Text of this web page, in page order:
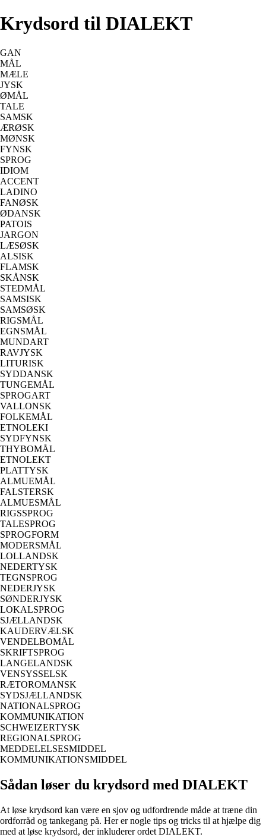
Krydsord til DIALEKT
GAN
MÅL
MÆLE
JYSK
ØMÅL
TALE
SAMSK
ÆRØSK
MØNSK
FYNSK
SPROG
IDIOM
ACCENT
LADINO
FANØSK
ØDANSK
PATOIS
JARGON
LÆSØSK
ALSISK
FLAMSK
SKÅNSK
STEDMÅL
SAMSISK
SAMSØSK
RIGSMÅL
EGNSMÅL
MUNDART
RAVJYSK
LITURISK
SYDDANSK
TUNGEMÅL
SPROGART
VALLONSK
FOLKEMÅL
ETNOLEKI
SYDFYNSK
THYBOMÅL
ETNOLEKT
PLATTYSK
ALMUEMÅL
FALSTERSK
ALMUESMÅL
RIGSSPROG
TALESPROG
SPROGFORM
MODERSMÅL
LOLLANDSK
NEDERTYSK
TEGNSPROG
NEDERJYSK
SØNDERJYSK
LOKALSPROG
SJÆLLANDSK
KAUDERVÆLSK
VENDELBOMÅL
SKRIFTSPROG
LANGELANDSK
VENSYSSELSK
RÆTOROMANSK
SYDSJÆLLANDSK
NATIONALSPROG
KOMMUNIKATION
SCHWEIZERTYSK
REGIONALSPROG
MEDDELELSESMIDDEL
KOMMUNIKATIONSMIDDEL
Sådan løser du krydsord med DIALEKT
At løse krydsord kan være en sjov og udfordrende måde at træne din
ordforråd og tankegang på. Her er nogle tips og tricks til at hjælpe dig
med at løse krydsord, der inkluderer ordet DIALEKT.